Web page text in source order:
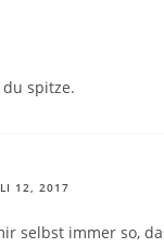
spitze.
12, 2017
selbst immer so,